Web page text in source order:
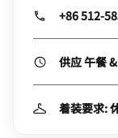
+86 512-
着装要求: